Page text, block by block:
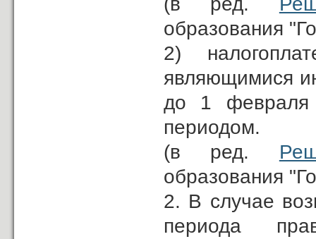
образования
2)
являющимися
до 1 февраля
периодом.
(в ред.
образования
2. В случае
периода